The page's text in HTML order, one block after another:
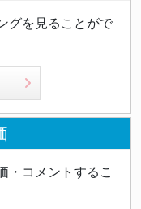
グを見ることがで
・コメントするこ